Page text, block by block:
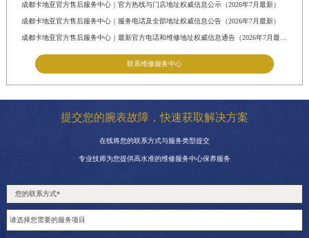
成都卡地亚官方售后服务中心｜官方热线与门店地址权威信息公示（2026年7月最新）
成都卡地亚官方售后服务中心｜服务电话及全部地址权威信息公告（2026年7月最新）
成都卡地亚官方售后服务中心｜最新官方电话和维修地址权威信息通告（2026年7月最新）
联系维修服务中心
提交您的腕表故障，快速获取解决方案
在线将您的联系方式与服务类型提交
专业技师为您提供高水准的维修服务中心保养服务